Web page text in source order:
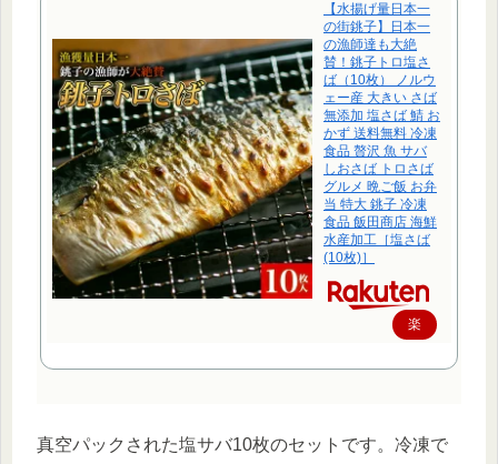
【水揚げ量日本一
の街銚子】日本一
の漁師達も大絶
賛！銚子トロ塩さ
ば（10枚） ノルウ
ェー産 大きい さば
無添加 塩さば 鯖 お
かず 送料無料 冷凍
食品 贅沢 魚 サバ
しおさば トロさば
グルメ 晩ご飯 お弁
当 特大 銚子 冷凍
食品 飯田商店 海鮮
水産加工［塩さば
(10枚)］
楽
入
真空パックされた塩サバ10枚のセットです。冷凍で